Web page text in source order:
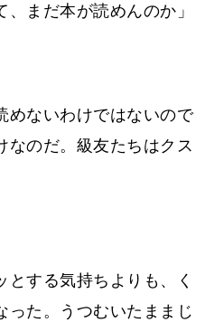
、まだ本が読めんのか」
めないわけではないので
なのだ。級友たちはクス
とする気持ちよりも、く
った。うつむいたままじ